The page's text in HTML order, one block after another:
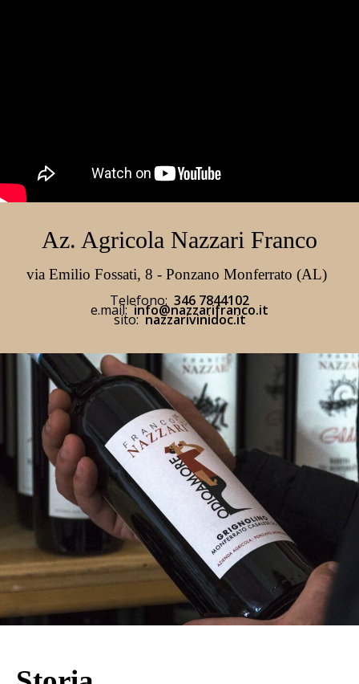
Az. Agricola Nazzari Franco
via Emilio Fossati, 8 - Ponzano Monferrato (AL)
Telefono: 346 7844102
e.mail: info@nazzarifranco.it
sito: nazzarivinidoc.it